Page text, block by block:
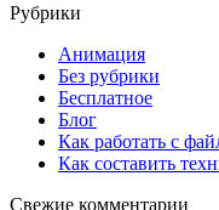
Рубрики
Анимация
Без рубрики
Бесплатное
Блог
Как работать с
Как составить
Свежие комментарии